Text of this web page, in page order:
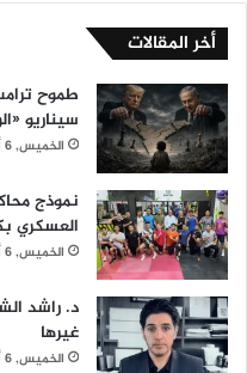
أخر المقالات
طموح
سيناريو
الخميس, 6 أغسطس, 2026 , 5:34 م
نموذج
العسكري
الخميس, 6 أغسطس, 2026 , 5:12 م
د. راشد
غيرها
الخميس, 6 أغسطس, 2026 , 4:14 م